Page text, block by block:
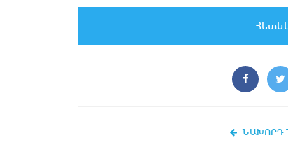
ՆԱԽՈՐԴ